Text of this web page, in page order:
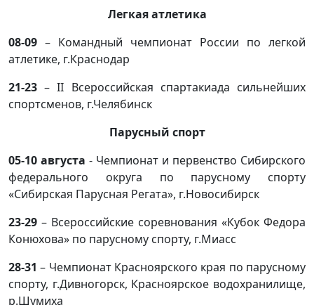
Легкая атлетика
08-09 – Командный чемпионат России по легкой
атлетике, г.Краснодар
21-23 – II Всероссийская спартакиада сильнейших
спортсменов, г.Челябинск
Парусный спорт
05-10 августа - Чемпионат и первенство Сибирского
федерального округа по парусному спорту
«Сибирская Парусная Регата», г.Новосибирск
23-29 – Всероссийские соревнования «Кубок Федора
Конюхова» по парусному спорту, г.Миасс
28-31 – Чемпионат Красноярского края по парусному
спорту, г.Дивногорск, Красноярское водохранилище,
р.Шумиха